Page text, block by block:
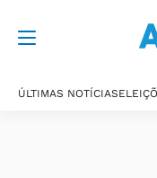
ÚLTIMAS NOTÍCIAS